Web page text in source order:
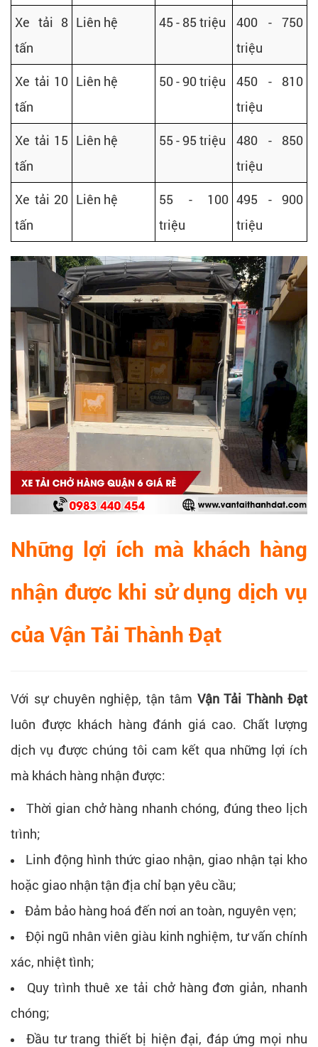
Xe tải 8
tấn
Liên hệ 45 - 85 triệu
400 - 750
triệu
Xe tải 10
tấn
Liên hệ 50 - 90 triệu
450 - 810
triệu
Xe tải 15
tấn
Liên hệ 55 - 95 triệu
480 - 850
triệu
Xe tải 20
tấn
Liên hệ
55 - 100
triệu
495 - 900
triệu
Những lợi ích mà khách hàng
nhận được khi sử dụng dịch vụ
của Vận Tải Thành Đạt
Với sự chuyên nghiệp, tận tâm Vận Tải Thành Đạt
luôn được khách hàng đánh giá cao. Chất lượng
dịch vụ được chúng tôi cam kết qua những lợi ích
mà khách hàng nhận được:
Thời gian chở hàng nhanh chóng, đúng theo lịch
trình;
Linh động hình thức giao nhận, giao nhận tại kho
hoặc giao nhận tận địa chỉ bạn yêu cầu;
Đảm bảo hàng hoá đến nơi an toàn, nguyên vẹn;
Đội ngũ nhân viên giàu kinh nghiệm, tư vấn chính
xác, nhiệt tình;
Quy trình thuê xe tải chở hàng đơn giản, nhanh
chóng;
Đầu tư trang thiết bị hiện đại, đáp ứng mọi nhu